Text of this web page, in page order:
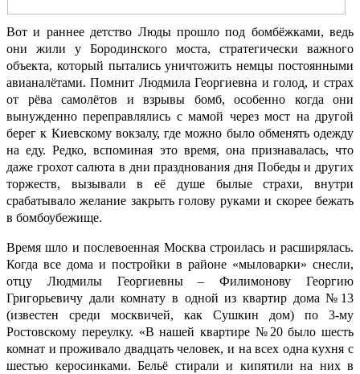
Вот и раннее детство Люды прошло под бомбёжками, ведь
они жили у Бородинского моста, стратегически важного
объекта, который пытались уничтожить немцы постоянными
авианалётами. Помнит Людмила Георгиевна и голод, и страх
от рёва самолётов и взрывы бомб, особенно когда они
вынужденно переправлялись с мамой через мост на другой
берег к Киевскому вокзалу, где можно было обменять одежду
на еду. Редко, вспоминая это время, она признавалась, что
даже грохот салюта в дни празднования дня Победы и других
торжеств, вызывали в её душе былые страхи, внутри
срабатывало желание закрыть голову руками и скорее бежать
в бомбоубежище.
Время шло и послевоенная Москва строилась и расширялась.
Когда все дома и постройки в районе «мыловарки» снесли,
отцу Людмилы Георгиевны – Филимонову Георгию
Григорьевичу дали комнату в одной из квартир дома №13
(известен среди москвичей, как Сушкин дом) по 3-му
Ростовскому переулку. «В нашей квартире №20 было шесть
комнат и проживало двадцать человек, и на всех одна кухня с
шестью керосинками. Бельё стирали и кипятили на них в